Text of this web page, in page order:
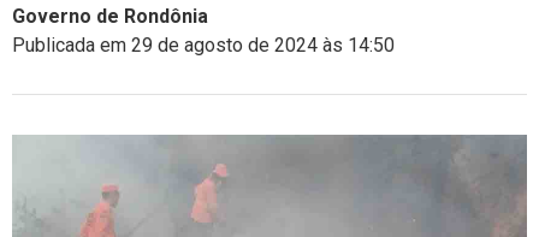
Governo de Rondônia
Publicada em 29 de agosto de 2024 às 14:50